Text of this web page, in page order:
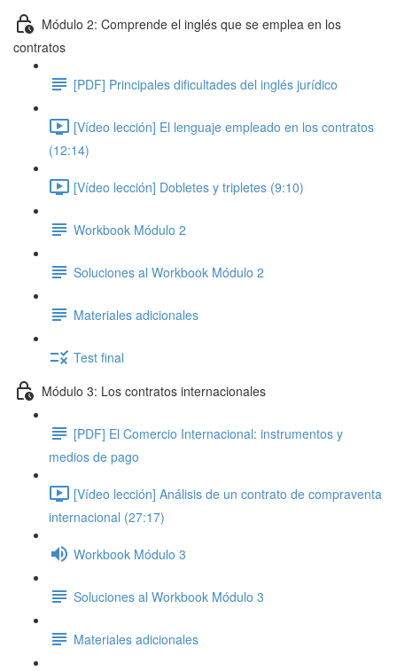
Módulo 2: Comprende el inglés que se emplea en los
contratos
[PDF] Principales dificultades del inglés jurídico
[Vídeo lección] El lenguaje empleado en los contratos
(12:14)
[Vídeo lección] Dobletes y tripletes (9:10)
Workbook Módulo 2
Soluciones al Workbook Módulo 2
Materiales adicionales
Test final
Módulo 3: Los contratos internacionales
[PDF] El Comercio Internacional: instrumentos y
medios de pago
[Vídeo lección] Análisis de un contrato de compraventa
internacional (27:17)
Workbook Módulo 3
Soluciones al Workbook Módulo 3
Materiales adicionales